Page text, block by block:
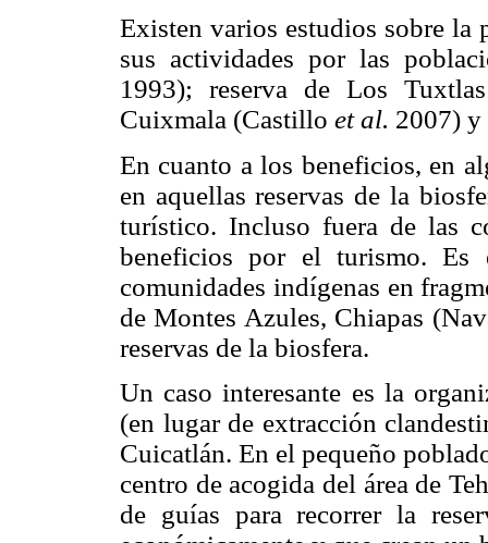
Existen varios estudios sobre la
sus actividades por las
1993); reserva de Los
Cuixmala (Castillo et al. 2007) y
En cuanto a los beneficios, en
en aquellas reservas de la
turístico. Incluso fuera de las
beneficios por el turismo. Es
comunidades indígenas en
de Montes Azules, Chiapas
reservas de la biosfera.
Un caso interesante es la
(en lugar de extracción
Cuicatlán. En el pequeño
centro de acogida del área de
de guías para recorrer la